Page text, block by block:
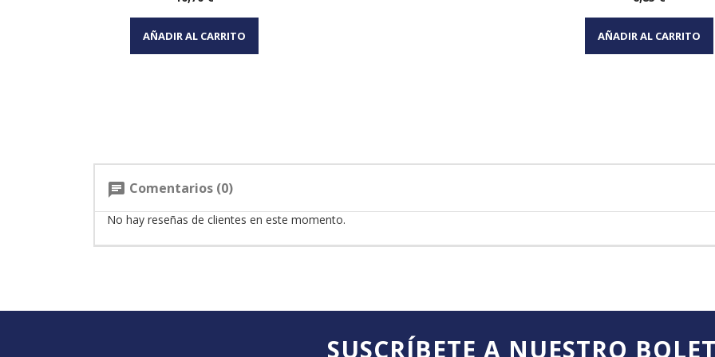
Vista rápida
AÑADIR AL CARRITO
Vista rápida
AÑADIR AL CARRITO
chat Comentarios (0)
No hay reseñas de clientes en este momento.
SUSCRÍBETE A NUESTRO